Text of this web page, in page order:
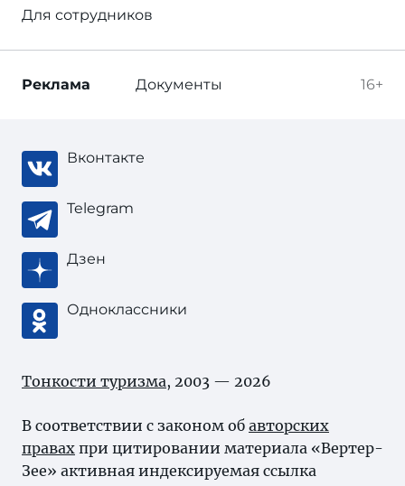
Для сотрудников
16+
Реклама Документы
Вконтакте
Telegram
Дзен
Одноклассники
Тонкости туризма, 2003 — 2026
В соответствии с законом об авторских
правах при цитировании материала «Вертер-
Зее» активная индексируемая ссылка